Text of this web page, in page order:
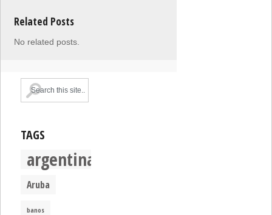
Related Posts
No related posts.
TAGS
argentina
Aruba
banos